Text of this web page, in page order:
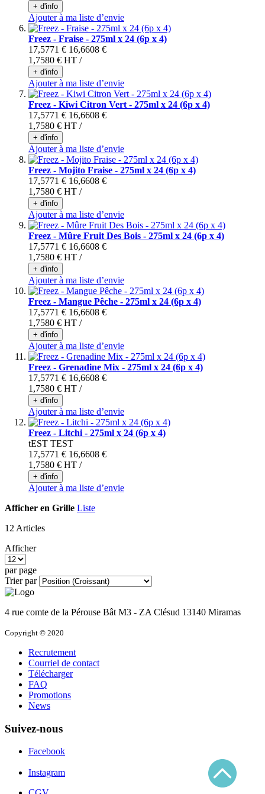
+ d'info
Ajouter à ma liste d’envie
Freez - Fraise - 275ml x 24 (6p x 4)
17,5771 € 16,6608 €
1,7580 € HT /
+ d'info
Ajouter à ma liste d’envie
Freez - Kiwi Citron Vert - 275ml x 24 (6p x 4)
17,5771 € 16,6608 €
1,7580 € HT /
+ d'info
Ajouter à ma liste d’envie
Freez - Mojito Fraise - 275ml x 24 (6p x 4)
17,5771 € 16,6608 €
1,7580 € HT /
+ d'info
Ajouter à ma liste d’envie
Freez - Mûre Fruit Des Bois - 275ml x 24 (6p x 4)
17,5771 € 16,6608 €
1,7580 € HT /
+ d'info
Ajouter à ma liste d’envie
Freez - Mangue Pêche - 275ml x 24 (6p x 4)
17,5771 € 16,6608 €
1,7580 € HT /
+ d'info
Ajouter à ma liste d’envie
Freez - Grenadine Mix - 275ml x 24 (6p x 4)
17,5771 € 16,6608 €
1,7580 € HT /
+ d'info
Ajouter à ma liste d’envie
Freez - Litchi - 275ml x 24 (6p x 4)
tEST TEST
17,5771 € 16,6608 €
1,7580 € HT /
+ d'info
Ajouter à ma liste d’envie
Afficher en Grille Liste
12 Articles
Afficher
par page
Trier par
4 rue comte de la Pérouse Bât M3 - ZA Clésud 13140 Miramas
Copyright © 2020
Recrutement
Courriel de contact
Télécharger
FAQ
Promotions
News
Suivez-nous
Facebook
Instagram